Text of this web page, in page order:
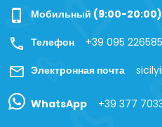
phone_iphone Мобильный (9:00-20:00)
call Телефон +39 095
mail Электронная почта
WhatsApp +39 377